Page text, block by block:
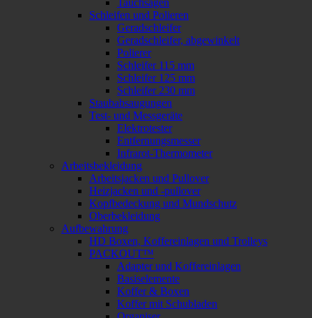
Schleifen und Polieren
Geradschleifer
Geradschleifer, abgewinkelt
Polierer
Schleifer 115 mm
Schleifer 125 mm
Schleifer 230 mm
Staubabsaugungen
Test- und Messgeräte
Elektrotester
Entfernungsmesser
Infrarot-Thermometer
Arbeitsbekleidung
Arbeitsjacken und Pullover
Heizjacken und -pullover
Kopfbedeckung und Mundschutz
Oberbekleidung
Aufbewahrung
HD Boxen, Koffereinlagen und Trolleys
PACKOUT™
Adapter und Koffereinlagen
Basiselemente
Koffer & Boxen
Koffer mit Schubladen